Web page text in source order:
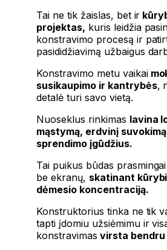
Tai ne tik žaislas, bet ir
projektas, kuris leidžia
konstravimo procesą ir
pasididžiavimą užbaigus
Konstravimo metu vaikai
susikaupimo ir kantrybės,
detalė turi savo vietą.
Nuoseklus rinkimas lavina
mąstymą, erdvinį suvokimą
sprendimo įgūdžius.
Tai puikus būdas
be ekranų, skatinant
dėmesio koncentraciją.
Konstruktorius tinka ne tik
tapti įdomiu užsiėmimu ir
konstravimas virsta